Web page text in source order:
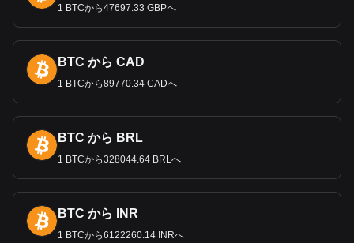
1 BTCから47697.33 GBPへ
BTC から CAD
1 BTCから89770.34 CADへ
BTC から BRL
1 BTCから328044.64 BRLへ
BTC から INR
1 BTCから6122260.14 INRへ